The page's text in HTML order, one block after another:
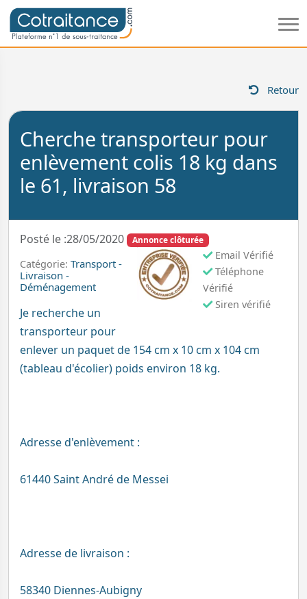
Retour
Cherche transporteur pour
enlèvement colis 18 kg dans
le 61, livraison 58
Posté le :28/05/2020 Annonce clôturée
Email Vérifié
Téléphone
Vérifié
Siren vérifié
Catégorie: Transport -
Livraison -
Déménagement
Je recherche un
transporteur pour
enlever un paquet de 154 cm x 10 cm x 104 cm
(tableau d'écolier) poids environ 18 kg.
Adresse d'enlèvement :
61440 Saint André de Messei
Adresse de livraison :
58340 Diennes-Aubigny